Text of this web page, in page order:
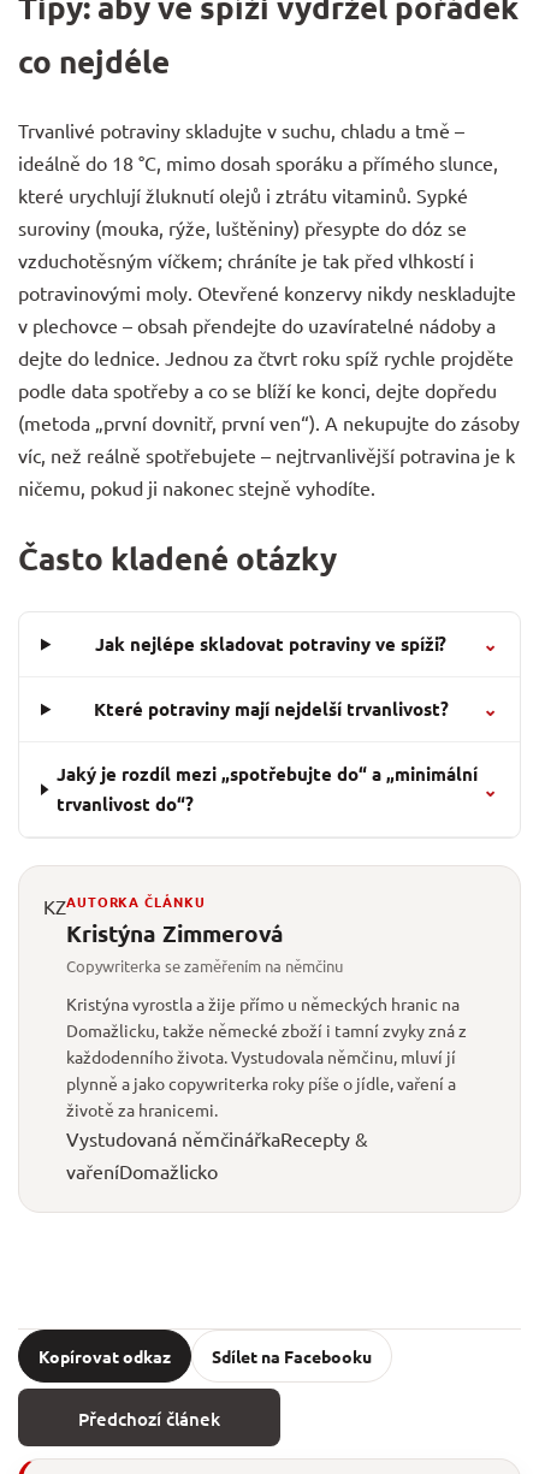
co nejdéle
Trvanlivé potraviny skladujte v suchu, chladu a tmě –
ideálně do 18 °C, mimo dosah sporáku a přímého slunce,
které urychlují žluknutí olejů i ztrátu vitaminů. Sypké
suroviny (mouka, rýže, luštěniny) přesypte do dóz se
vzduchotěsným víčkem; chráníte je tak před vlhkostí i
potravinovými moly. Otevřené konzervy nikdy neskladujte
v plechovce – obsah přendejte do uzavíratelné nádoby a
dejte do lednice. Jednou za čtvrt roku spíž rychle projděte
podle data spotřeby a co se blíží ke konci, dejte dopředu
(metoda „první dovnitř, první ven“). A nekupujte do zásoby
víc, než reálně spotřebujete – nejtrvanlivější potravina je k
ničemu, pokud ji nakonec stejně vyhodíte.
Často kladené otázky
Jak nejlépe skladovat potraviny ve spíži? ⌄
Které potraviny mají nejdelší trvanlivost? ⌄
Jaký je rozdíl mezi „spotřebujte do“ a „minimální
trvanlivost do“?
⌄
KZAUTORKA ČLÁNKU
Kristýna Zimmerová
Copywriterka se zaměřením na němčinu
Kristýna vyrostla a žije přímo u německých hranic na
Domažlicku, takže německé zboží i tamní zvyky zná z
každodenního života. Vystudovala němčinu, mluví jí
plynně a jako copywriterka roky píše o jídle, vaření a
životě za hranicemi.
Vystudovaná němčinářkaRecepty &
vařeníDomažlicko
Kopírovat odkaz Sdílet na Facebooku
Předchozí článek